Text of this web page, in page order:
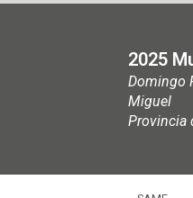
2025
Domingo
Miguel
Provincia